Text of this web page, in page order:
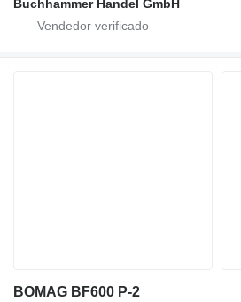
Buchhammer Handel GmbH
BOMAG BF600 P-2